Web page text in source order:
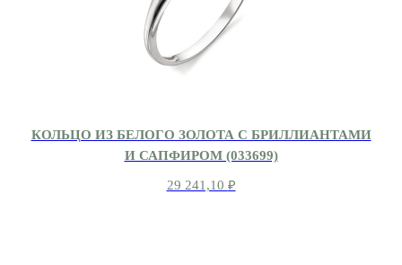
КОЛЬЦО ИЗ БЕЛОГО ЗОЛОТА С БРИЛЛИАНТАМИ
И САПФИРОМ (033699)
29 241,10 ₽